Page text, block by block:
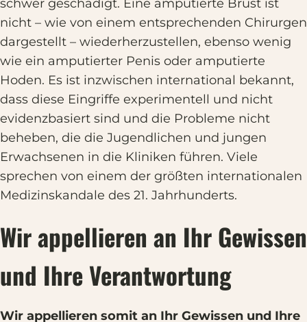
schwer geschädigt. Eine amputierte Brust ist
nicht – wie von einem entsprechenden Chirurgen
dargestellt – wiederherzustellen, ebenso wenig
wie ein amputierter Penis oder amputierte
Hoden. Es ist inzwischen international bekannt,
dass diese Eingriffe experimentell und nicht
evidenzbasiert sind und die Probleme nicht
beheben, die die Jugendlichen und jungen
Erwachsenen in die Kliniken führen. Viele
sprechen von einem der größten internationalen
Medizinskandale des 21. Jahrhunderts.
Wir appellieren an Ihr Gewissen
und Ihre Verantwortung
Wir appellieren somit an Ihr Gewissen und Ihre